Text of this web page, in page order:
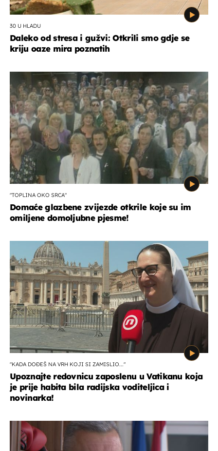
30 U HLADU
Daleko od stresa i gužvi: Otkrili smo gdje se
kriju oaze mira poznatih
"TOPLINA OKO SRCA"
Domaće glazbene zvijezde otkrile koje su im
omiljene domoljubne pjesme!
"KADA DOĐEŠ NA VRH KOJI SI ZAMISLIO..."
Upoznajte redovnicu zaposlenu u Vatikanu koja
je prije habita bila radijska voditeljica i
novinarka!